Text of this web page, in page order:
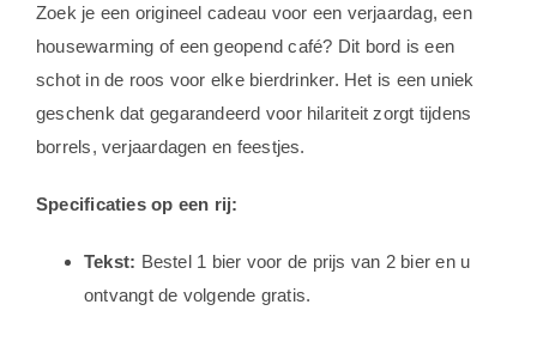
Zoek je een origineel cadeau voor een verjaardag, een
housewarming of een geopend café? Dit bord is een
schot in de roos voor elke bierdrinker. Het is een uniek
geschenk dat gegarandeerd voor hilariteit zorgt tijdens
borrels, verjaardagen en feestjes.
Specificaties op een rij:
Tekst: Bestel 1 bier voor de prijs van 2 bier en u
ontvangt de volgende gratis.